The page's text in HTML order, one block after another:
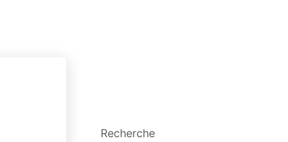
Recherche